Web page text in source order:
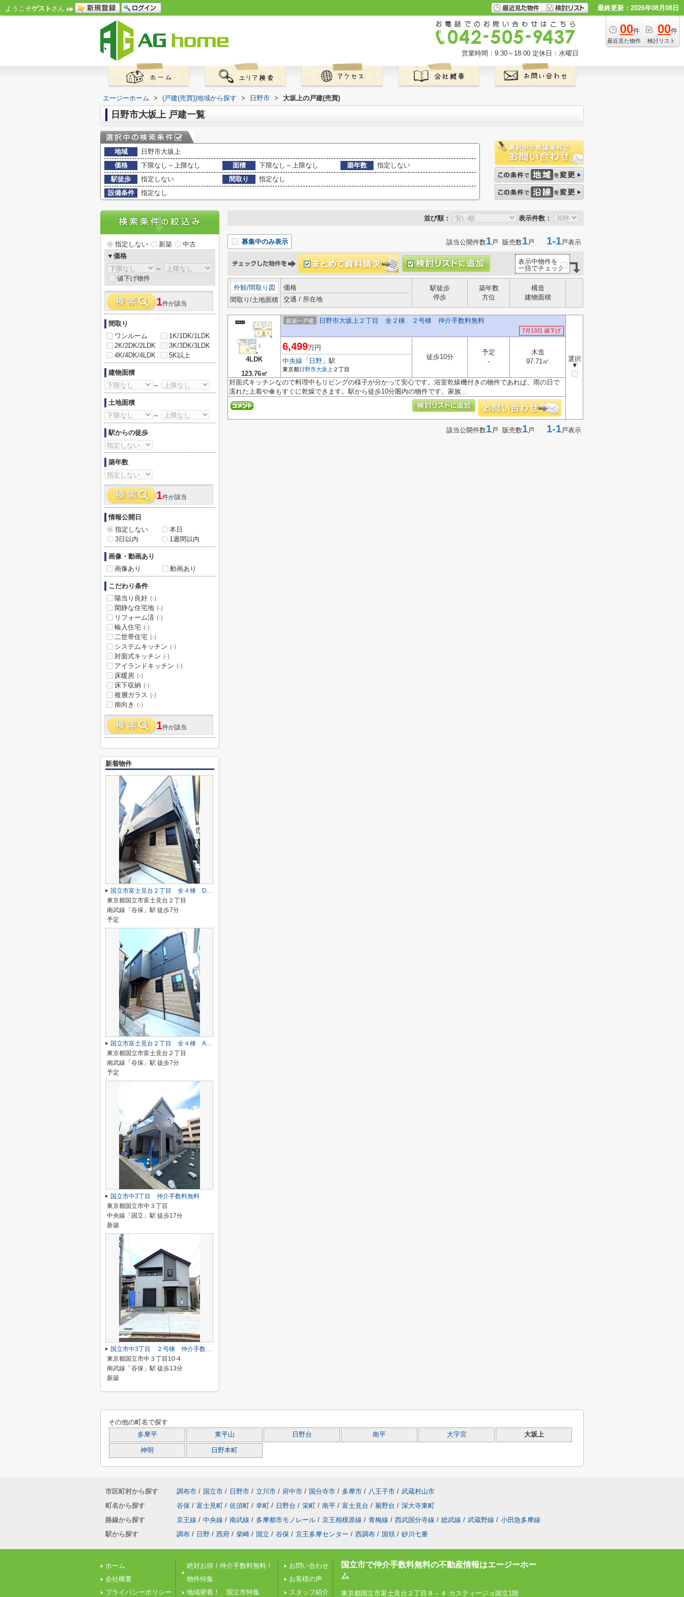
ようこそゲスト さん 最終更新：2026年08月08日
00件
最近見た物件
00件
検討リスト
営業時間：9:30～18:00 定休日：水曜日
エージーホーム > (戸建(売買))地域から探す > 日野市 > 大坂上の戸建(売買)
日野市大坂上 戸建一覧
地域
日野市大坂上
価格
下限なし～上限なし 面積 下限なし～上限なし 築年数
指定しない
駅徒歩
指定しない 間取り
指定なし
設備条件
指定なし
並び順： 表示件数：
募集中のみ表示 該当公開件数1戸 販売数1戸 1-1戸表示
表示中物件を
一括でチェック
外観/間取り図
間取り/土地面積
価格
交通 / 所在地
駅徒歩
停歩
築年数
方位
構造
建物面積
4LDK
123.76㎡
新築一戸建 日野市大坂上２丁目 全２棟 ２号棟 仲介手数料無料
7月13日 値下げ
選択
▼
6,499万円
中央線 「 日野 」駅
東京都日野市大坂上 ２丁目
徒歩10分
予定
-
木造
97.71㎡
対面式キッチンなので料理中もリビングの様子が分かって安心です。浴室乾燥機付きの物件であれば、雨の日で
濡れた上着や傘もすぐに乾燥できます。駅から徒歩10分圏内の物件です。家族...
該当公開件数1戸 販売数1戸 1-1戸表示
指定しない 新築
中古
▼価格
～
値下げ物件
1件が該当
間取り
ワンルーム
1K/1DK/1LDK
2K/2DK/2LDK
3K/3DK/3LDK
4K/4DK/4LDK
5K以上
建物面積
～
土地面積
～
駅からの徒歩
築年数
1件が該当
情報公開日
指定しない
本日
3日以内
1週間以内
画像・動画あり
画像あり
動画あり
こだわり条件
陽当り良好 (-)
閑静な住宅地 (-)
リフォーム済 (-)
輸入住宅 (-)
二世帯住宅 (-)
システムキッチン (-)
対面式キッチン (-)
アイランドキッチン (-)
床暖房 (-)
床下収納 (-)
複層ガラス (-)
南向き (-)
1件が該当
新着物件
国立市富士見台２丁目 全４棟 D号棟 仲介手数料無料♪
東京都国立市富士見台２丁目
南武線「谷保」駅 徒歩7分
予定
国立市富士見台２丁目 全４棟 A号棟 仲介手数料無料♪
東京都国立市富士見台２丁目
南武線「谷保」駅 徒歩7分
予定
国立市中3丁目 仲介手数料無料
東京都国立市中３丁目
中央線「国立」駅 徒歩17分
新築
国立市中3丁目 ２号棟 仲介手数料無料♪
東京都国立市中３丁目10-4
南武線「谷保」駅 徒歩13分
新築
その他の町名で探す
多摩平 東平山 日野台 南平 大字宮 大坂上
神明 日野本町
市区町村から探す 調布市 / 国立市 / 日野市 / 立川市 / 府中市 / 国分寺市 / 多摩市 / 八王子市 / 武蔵村山市
町名から探す
谷保 / 富士見町 / 佐須町 / 幸町 / 日野台 / 栄町 / 南平 / 富士見台 / 菊野台 / 深大寺東町
路線から探す
京王線 / 中央線 / 南武線 / 多摩都市モノレール / 京王相模原線 / 青梅線 / 西武国分寺線 / 総武線 / 武蔵野線 / 小田急多摩線
駅から探す
調布 / 日野 / 西府 / 柴崎 / 国立 / 谷保 / 京王多摩センター / 西調布 / 国領 / 砂川七番
ホーム
会社概要
プライバシーポリシー
絶対お得！仲介手数料無料！
物件特集
地域密着！ 国立市特集
お問い合わせ
お客様の声
スタッフ紹介
国立市で仲介手数料無料の不動産情報はエージーホー
ム
東京都国立市富士見台２丁目８－４ カスティージョ国立1階